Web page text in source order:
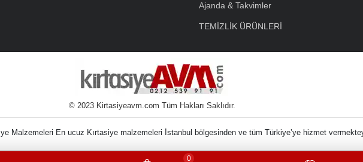
Ajanda & Takvimler
TEMİZLİK ÜRÜNLERİ
© 2023 Kirtasiyeavm.com Tüm Hakları Saklıdır.
Kırtasiye
0